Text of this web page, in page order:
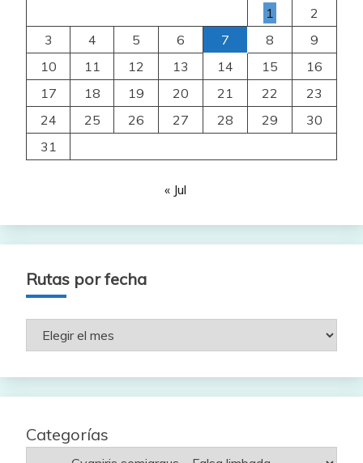
1
2
3
4 5 6 7 8
9
10
11 12 13 14 15
16
17
18 19 20 21 22
23
24
25 26 27 28 29
30
31
« Jul
Rutas por fecha
Rutas
Categorías